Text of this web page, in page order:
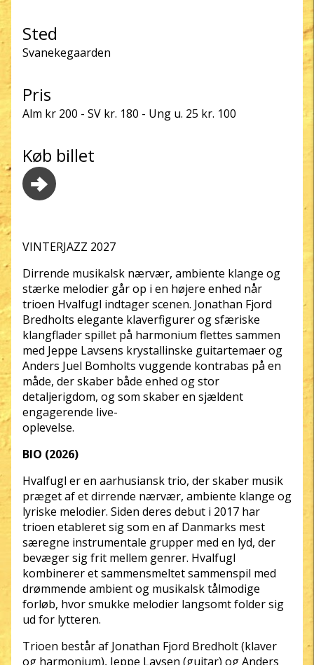
VINTERJAZZ 2027
Dirrende musikalsk nærvær, ambiente klange og
stærke melodier går op i en højere enhed når
trioen Hvalfugl indtager scenen. Jonathan Fjord
Bredholts elegante klaverfigurer og sfæriske
klangflader spillet på harmonium flettes sammen
med Jeppe Lavsens krystallinske guitartemaer og
Anders Juel Bomholts vuggende kontrabas på en
måde, der skaber både enhed og stor
detaljerigdom, og som skaber en sjældent
engagerende live-
oplevelse.
BIO (2026)
Hvalfugl er en aarhusiansk trio, der skaber musik
præget af et dirrende nærvær, ambiente klange og
lyriske melodier. Siden deres debut i 2017 har
trioen etableret sig som en af Danmarks mest
særegne instrumentale grupper med en lyd, der
bevæger sig frit mellem genrer. Hvalfugl
kombinerer et sammensmeltet sammenspil med
drømmende ambient og musikalsk tålmodige
forløb, hvor smukke melodier langsomt folder sig
ud for lytteren.
Trioen består af Jonathan Fjord Bredholt (klaver
og harmonium), Jeppe Lavsen (guitar) og Anders
Sted
Svanekegaarden
Pris
Alm kr 200 - SV kr. 180 - Ung u. 25 kr. 100
Køb billet